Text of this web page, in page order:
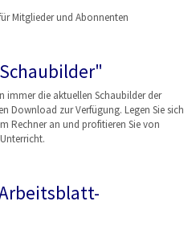
Mitglieder und Abonnenten
immer die aktuellen Schaubilder der
Download zur Verfügung. Legen Sie sich
Rechner an und profitieren Sie von